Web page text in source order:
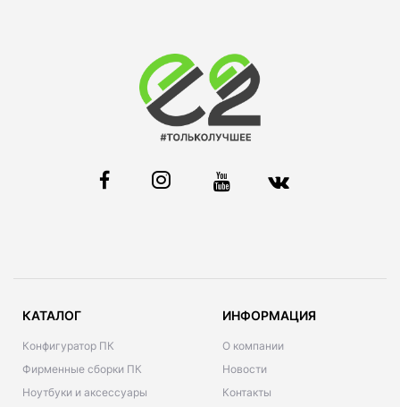
КАТАЛОГ
Конфигуратор ПК
Фирменные сборки ПК
Ноутбуки и аксессуары
ИНФОРМАЦИЯ
О компании
Новости
Контакты